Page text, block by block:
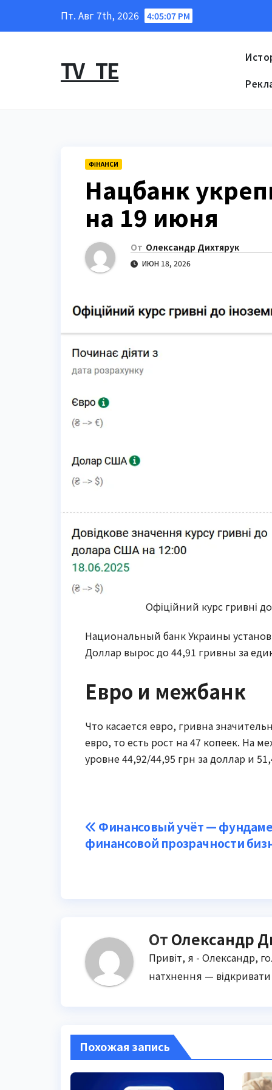
Пт. Авг 7th, 2026 4:05:07 PM
TV_TE
ФІНАНСИ
Нацбанк
на 19 июня
От Олександр Дихтярук
ИЮН 18, 2026
Офіційний курс гривні
Национальный банк Украины
Доллар вырос до 44,91 гривны за
Евро и межбанк
Что касается евро, гривна
евро, то есть рост на 47 копеек. На
уровне 44,92/44,95 грн за доллар и
Навигация
по
Финансовый учёт —
финансовой прозрачности
От Олександр
Привіт, я - Олександр,
натхнення —
Похожая запись